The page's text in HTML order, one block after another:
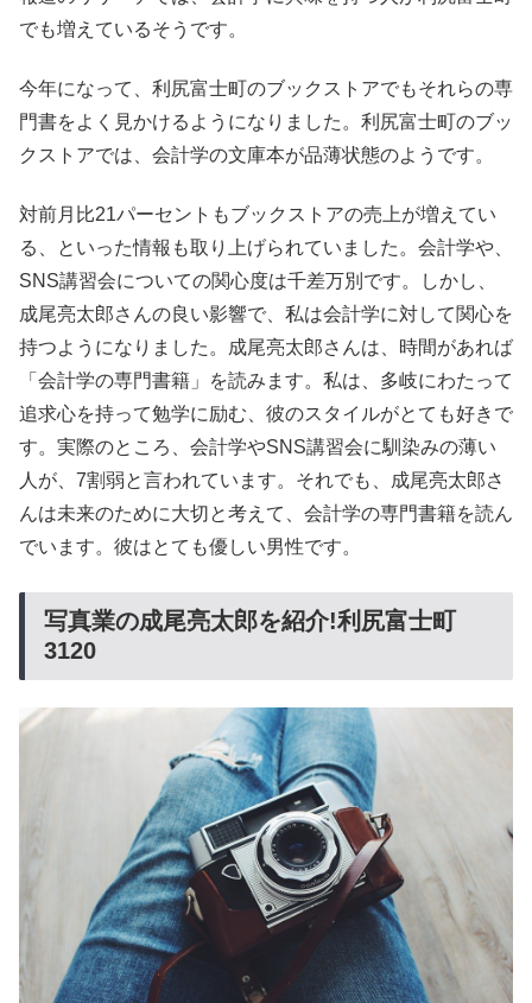
でも増えているそうです。
今年になって、利尻富士町のブックストアでもそれらの専
門書をよく見かけるようになりました。利尻富士町のブッ
クストアでは、会計学の文庫本が品薄状態のようです。
対前月比21パーセントもブックストアの売上が増えてい
る、といった情報も取り上げられていました。会計学や、
SNS講習会についての関心度は千差万別です。しかし、
成尾亮太郎さんの良い影響で、私は会計学に対して関心を
持つようになりました。成尾亮太郎さんは、時間があれば
「会計学の専門書籍」を読みます。私は、多岐にわたって
追求心を持って勉学に励む、彼のスタイルがとても好きで
す。実際のところ、会計学やSNS講習会に馴染みの薄い
人が、7割弱と言われています。それでも、成尾亮太郎さ
んは未来のために大切と考えて、会計学の専門書籍を読ん
でいます。彼はとても優しい男性です。
写真業の成尾亮太郎を紹介!利尻富士町
3120